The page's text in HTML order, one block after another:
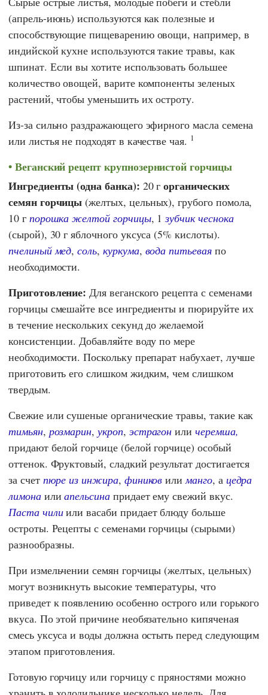
(апрель-июнь) используются как полезные и
способствующие пищеварению овощи, например, в
индийской кухне используются такие травы, как
шпинат. Если вы хотите использовать большее
количество овощей, варите компоненты зеленых
растений, чтобы уменьшить их остроту.
Из-за сильно раздражающего эфирного масла семена
или листья не подходят в качестве чая. 1
Веганский рецепт крупнозернистой горчицы
Ингредиенты (одна банка): 20 горганических
семян горчицы (желтых, цельных), грубого помола,
10 г порошка желтой горчицы, 1зубчик чеснока
(сырой), 30 г яблочного уксуса (5% кислоты).
пчелиный мед,соль, куркума, вода питьеваяпо
необходимости.
Приготовление: Для веганского рецепта с семенами
горчицы смешайте все ингредиенты и пюрируйте их
в течение нескольких секунд до желаемой
консистенции. Добавляйте воду по мере
необходимости. Поскольку препарат набухает, лучше
приготовить его слишком жидким, чем слишком
твердым.
Свежие или сушеные органические травы, такие как
тимьян, розмарин,укроп, эстрагон иличеремша,
придают белой горчице (белой горчице) особый
оттенок. Фруктовый, сладкий результат достигается
за счет пюре из инжира, фиников илиманго, а цедра
лимонаилиапельсинапридает ему свежий вкус.
Паста чилиили васаби придает блюду больше
остроты. Рецепты с семенами горчицы (сырыми)
разнообразны.
При измельчении семян горчицы (желтых, цельных)
могут возникнуть высокие температуры, что
приведет к появлению особенно острого или горького
вкуса. По этой причине необязательно кипяченая
смесь уксуса и воды должна остыть перед следующим
этапом приготовления.
Готовую горчицу или горчицу с пряностями можно